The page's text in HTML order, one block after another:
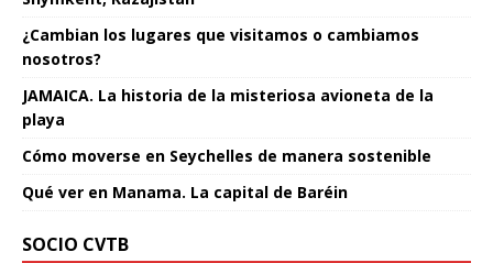
¿Cambian los lugares que visitamos o cambiamos
nosotros?
JAMAICA. La historia de la misteriosa avioneta de la
playa
Cómo moverse en Seychelles de manera sostenible
Qué ver en Manama. La capital de Baréin
SOCIO CVTB